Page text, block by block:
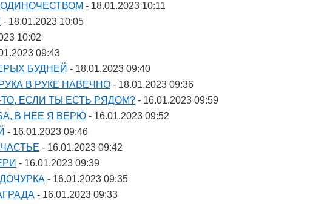
- 18.01.2023 10:11
- 18.01.2023 10:05
10:02
09:43
БУДНЕЙ - 18.01.2023 09:40
В РУКЕ НАВЕЧНО - 18.01.2023 09:36
ЕСЛИ ТЫ ЕСТЬ РЯДОМ? - 16.01.2023 09:59
В НЕЕ Я ВЕРЮ - 16.01.2023 09:52
- 16.01.2023 09:46
- 16.01.2023 09:42
- 16.01.2023 09:39
- 16.01.2023 09:35
- 16.01.2023 09:33